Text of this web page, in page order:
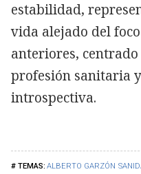
ALBERTO GARZÓN
estabilidad,
vida alejado del
anteriores,
profesión sanitaria
introspectiva.